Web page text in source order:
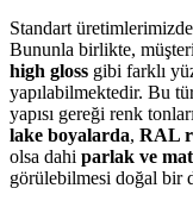
Standart üretimlerimizde
Bununla birlikte,
high gloss gibi farklı
yapılabilmektedir. Bu
yapısı gereği renk
lake boyalarda, RAL
olsa dahi parlak ve
görülebilmesi doğal bir